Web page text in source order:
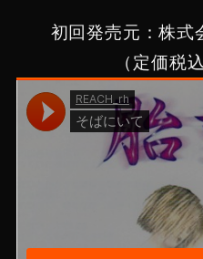
初回発売元：株式
（定価税